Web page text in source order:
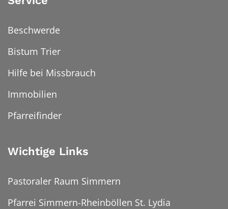
Beschwerde
Bistum Trier
Hilfe bei Missbrauch
Immobilien
Pfarreifinder
Wichtige Links
Pastoraler Raum Simmern
Pfarrei Simmern-Rheinböllen St. Lydia